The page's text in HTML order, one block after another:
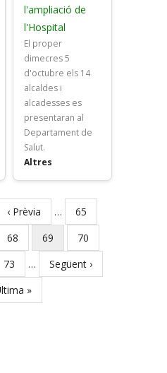
l'ampliació de
l'Hospital
El proper
dimecres 5
d'octubre els 14
alcaldes i
alcadesses es
presentaran al
Departament de
Salut.
Altres
Previous
page
‹ Prèvia … Page
65
Page
68
Current
page
69 Page
70
Page
73 …
Next
page
Següent ›
»